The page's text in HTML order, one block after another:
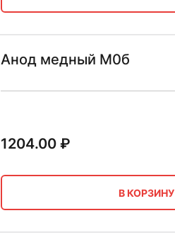
Анод медный М0б
1204.00₽
В КОРЗИНУ